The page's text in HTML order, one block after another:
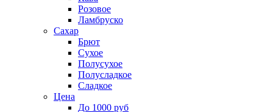
Розовое
Ламбруско
Сахар
Брют
Сухое
Полусухое
Полусладкое
Сладкое
Цена
До 1000 руб